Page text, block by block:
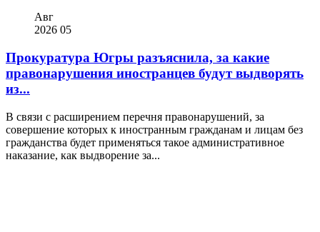
Авг
2026 05
Прокуратура Югры разъяснила, за какие
правонарушения иностранцев будут выдворять
из...
В связи с расширением перечня правонарушений, за
совершение которых к иностранным гражданам и лицам без
гражданства будет применяться такое административное
наказание, как выдворение за...